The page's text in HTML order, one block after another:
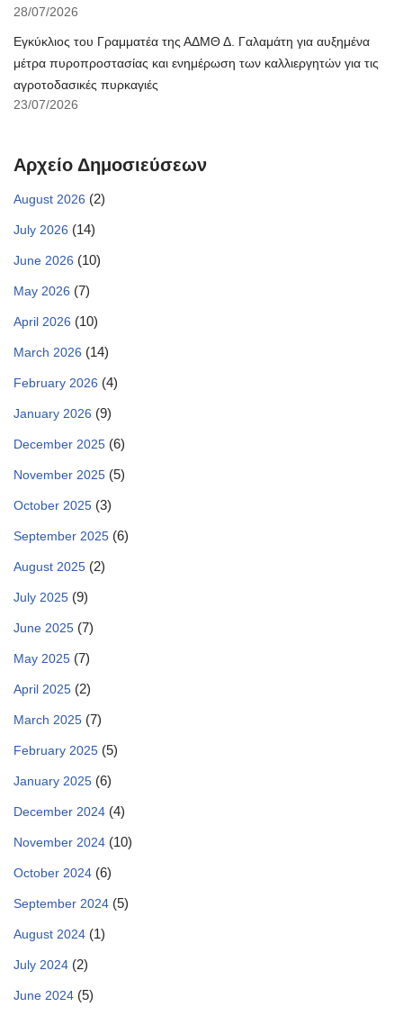
28/07/2026
Εγκύκλιος του Γραμματέα της ΑΔΜΘ Δ. Γαλαμάτη για αυξημένα
μέτρα πυροπροστασίας και ενημέρωση των καλλιεργητών για τις
αγροτοδασικές πυρκαγιές
23/07/2026
Αρχείο Δημοσιεύσεων
August 2026 (2)
July 2026 (14)
June 2026 (10)
May 2026 (7)
April 2026 (10)
March 2026 (14)
February 2026 (4)
January 2026 (9)
December 2025 (6)
November 2025 (5)
October 2025 (3)
September 2025 (6)
August 2025 (2)
July 2025 (9)
June 2025 (7)
May 2025 (7)
April 2025 (2)
March 2025 (7)
February 2025 (5)
January 2025 (6)
December 2024 (4)
November 2024 (10)
October 2024 (6)
September 2024 (5)
August 2024 (1)
July 2024 (2)
June 2024 (5)